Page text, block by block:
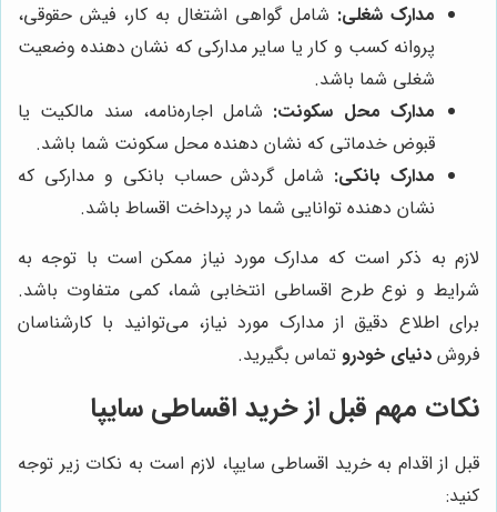
مدارک شغلی: شامل گواهی اشتغال به کار، فیش حقوقی،
پروانه کسب و کار یا سایر مدارکی که نشان دهنده وضعیت
شغلی شما باشد.
مدارک محل سکونت: شامل اجاره‌نامه، سند مالکیت یا
قبوض خدماتی که نشان دهنده محل سکونت شما باشد.
مدارک بانکی: شامل گردش حساب بانکی و مدارکی که
نشان دهنده توانایی شما در پرداخت اقساط باشد.
لازم به ذکر است که مدارک مورد نیاز ممکن است با توجه به
شرایط و نوع طرح اقساطی انتخابی شما، کمی متفاوت باشد.
برای اطلاع دقیق از مدارک مورد نیاز، می‌توانید با کارشناسان
فروش دنیای خودرو تماس بگیرید.
نکات مهم قبل از خرید اقساطی سایپا
قبل از اقدام به خرید اقساطی سایپا، لازم است به نکات زیر توجه
کنید: